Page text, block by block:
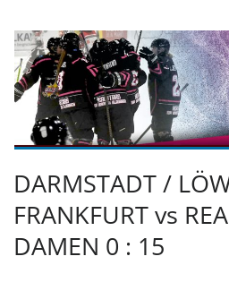
DARMSTADT /
FRANKFURT vs
DAMEN 0 : 15